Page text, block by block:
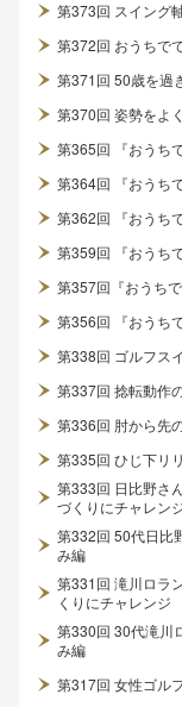
第373回 スイング
第372回 おうちで
第371回 50歳を過
第370回 姿勢をよ
第365回 『おうち
第364回 『おうち
第362回 『おうち
第359回 『おうち
第357回『おうち
第356回 『おうち
第338回 ゴルフス
第337回 捻転動作
第336回 肘から先
第335回 ひじ下リ
第333回 日比野さ
づくりにチャレン
第332回 50代日比
み編
第331回 滝川ロラ
くりにチャレンジ
第330回 30代滝川
み編
第317回 女性ゴル